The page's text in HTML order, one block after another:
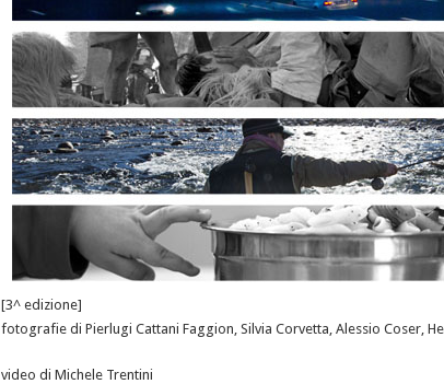
[3^ edizione]
fotografie di Pierlugi Cattani Faggion, Silvia Corvetta, Alessio Coser,
video di Michele Trentini